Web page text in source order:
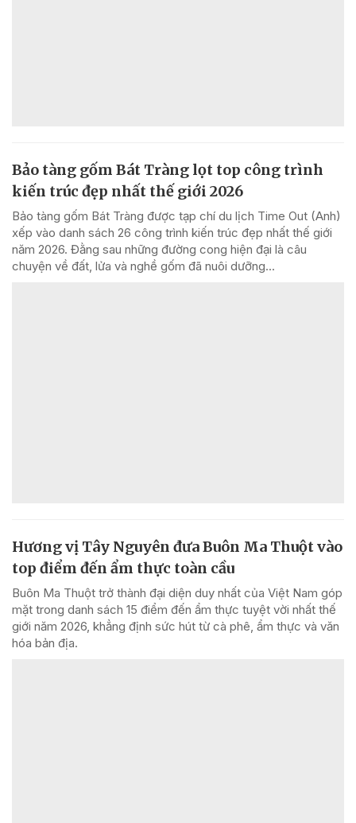
Bảo tàng gốm Bát Tràng lọt top công trình
kiến trúc đẹp nhất thế giới 2026
Bảo tàng gốm Bát Tràng được tạp chí du lịch Time Out (Anh)
xếp vào danh sách 26 công trình kiến trúc đẹp nhất thế giới
năm 2026. Đằng sau những đường cong hiện đại là câu
chuyện về đất, lửa và nghề gốm đã nuôi dưỡng...
Hương vị Tây Nguyên đưa Buôn Ma Thuột vào
top điểm đến ẩm thực toàn cầu
Buôn Ma Thuột trở thành đại diện duy nhất của Việt Nam góp
mặt trong danh sách 15 điểm đến ẩm thực tuyệt vời nhất thế
giới năm 2026, khẳng định sức hút từ cà phê, ẩm thực và văn
hóa bản địa.